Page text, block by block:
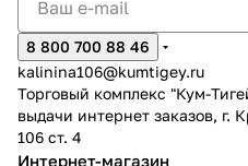
8 800 700 88 46
kalinina106@kumtigey.ru
Торговый комплекс "Кум-
выдачи интернет заказов, г.
106 ст. 4
Интернет-магазин